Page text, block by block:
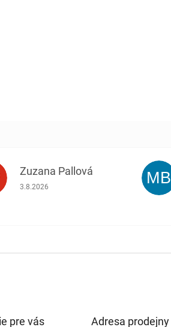
Zuzana Pallová
Hodnotenie obchodu je 5 z 5 hviezdičiek.
3.8.2026 MB
pre vás Adresa prodejny